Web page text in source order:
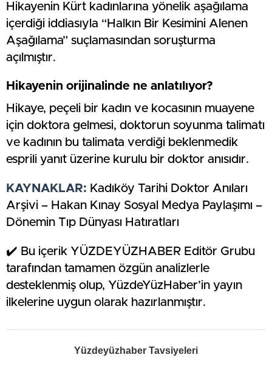
Hikayenin Kürt kadınlarına yönelik aşağılama
içerdiği iddiasıyla “Halkın Bir Kesimini Alenen
Aşağılama” suçlamasından soruşturma
açılmıştır.
Hikayenin orijinalinde ne anlatılıyor?
Hikaye, peçeli bir kadın ve kocasının muayene
için doktora gelmesi, doktorun soyunma talimatı
ve kadının bu talimata verdiği beklenmedik
esprili yanıt üzerine kurulu bir doktor anısıdır.
KAYNAKLAR: Kadıköy Tarihi Doktor Anıları
Arşivi – Hakan Kınay Sosyal Medya Paylaşımı –
Dönemin Tıp Dünyası Hatıratları
✔️ Bu içerik YÜZDEYÜZHABER Editör Grubu
tarafından tamamen özgün analizlerle
desteklenmiş olup, YüzdeYüzHaber’in yayın
ilkelerine uygun olarak hazırlanmıştır.
Yüzdeyüzhaber Tavsiyeleri